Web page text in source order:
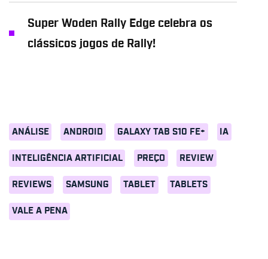
ANÁLISE ANDROID GALAXY TAB S10 FE+ IA
INTELIGÊNCIA ARTIFICIAL PREÇO REVIEW
REVIEWS SAMSUNG TABLET TABLETS
VALE A PENA
Super Woden Rally Edge celebra os
clássicos jogos de Rally!